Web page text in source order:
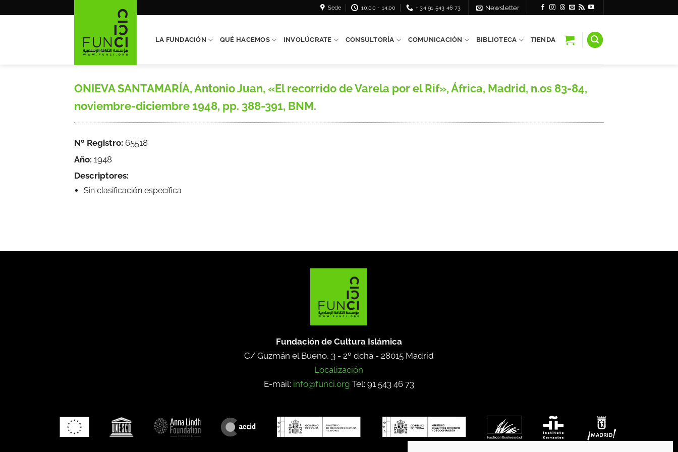
Sede 10:00 - 14:00 + 34 91 543 46 73 Newsletter
LA FUNDACIÓN QUÉ HACEMOS INVOLÚCRATE CONSULTORÍA COMUNICACIÓN BIBLIOTECA TIENDA
ONIEVA SANTAMARÍA, Antonio Juan, «El recorrido de Varela por el Rif», África, Madrid, n.os 83-84,
noviembre-diciembre 1948, pp. 388-391, BNM.
Nº Registro: 65518
Año: 1948
Descriptores:
Sin clasificación específica
Fundación de Cultura Islámica
C/ Guzmán el Bueno, 3 - 2º dcha - 28015 Madrid
Localización
E-mail: info@funci.org Tel: 91 543 46 73